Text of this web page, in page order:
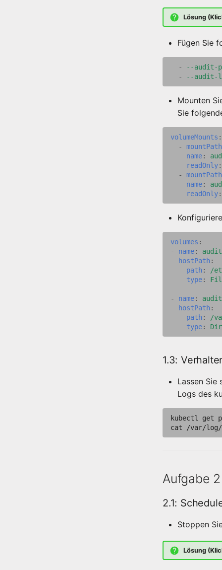
Lösung
Fügen Sie
-
--audit-
-
--audit-
Mounten
Sie
volumeMounts :
-
mountPath
name:
readOnly:
-
mountPath
name:
readOnly:
volumes :
-
name:
audit
hostPath :
path :
/
type:
- name:
hostPath :
path :
/
type:
1.3:
Lassen Sie
Logs des
kubectl get
cat
/var/log/
Aufgabe
2.1:
Stoppen
Lösung